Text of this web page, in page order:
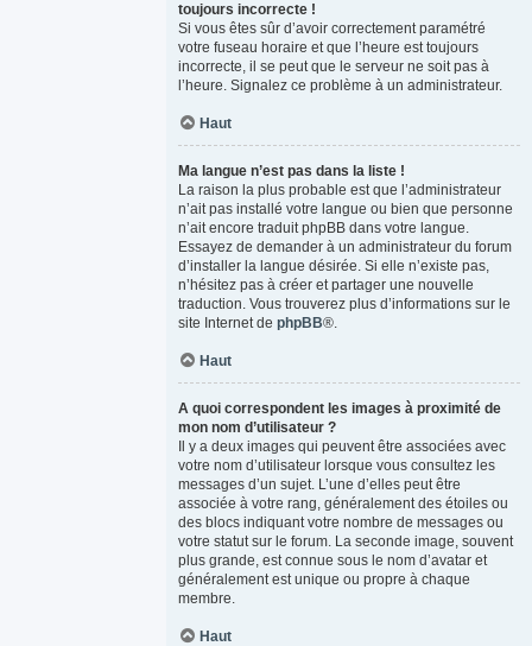
toujours incorrecte !
Si vous êtes sûr d’avoir correctement paramétré
votre fuseau horaire et que l’heure est toujours
incorrecte, il se peut que le serveur ne soit pas à
l’heure. Signalez ce problème à un administrateur.
Haut
Ma langue n’est pas dans la liste !
La raison la plus probable est que l’administrateur
n’ait pas installé votre langue ou bien que personne
n’ait encore traduit phpBB dans votre langue.
Essayez de demander à un administrateur du forum
d’installer la langue désirée. Si elle n’existe pas,
n’hésitez pas à créer et partager une nouvelle
traduction. Vous trouverez plus d’informations sur le
site Internet de phpBB®.
Haut
A quoi correspondent les images à proximité de
mon nom d’utilisateur ?
Il y a deux images qui peuvent être associées avec
votre nom d’utilisateur lorsque vous consultez les
messages d’un sujet. L’une d’elles peut être
associée à votre rang, généralement des étoiles ou
des blocs indiquant votre nombre de messages ou
votre statut sur le forum. La seconde image, souvent
plus grande, est connue sous le nom d’avatar et
généralement est unique ou propre à chaque
membre.
Haut